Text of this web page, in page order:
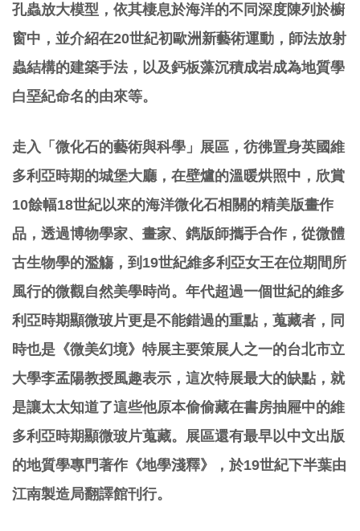
孔蟲放大模型，依其棲息於海洋的不同深度陳列於櫥
窗中，並介紹在20世紀初歐洲新藝術運動，師法放射
蟲結構的建築手法，以及鈣板藻沉積成岩成為地質學
白堊紀命名的由來等。
走入「微化石的藝術與科學」展區，彷彿置身英國維
多利亞時期的城堡大廳，在壁爐的溫暖烘照中，欣賞
10餘幅18世紀以來的海洋微化石相關的精美版畫作
品，透過博物學家、畫家、鐫版師攜手合作，從微體
古生物學的濫觴，到19世紀維多利亞女王在位期間所
風行的微觀自然美學時尚。年代超過一個世紀的維多
利亞時期顯微玻片更是不能錯過的重點，蒐藏者，同
時也是《微美幻境》特展主要策展人之一的台北市立
大學李孟陽教授風趣表示，這次特展最大的缺點，就
是讓太太知道了這些他原本偷偷藏在書房抽屜中的維
多利亞時期顯微玻片蒐藏。展區還有最早以中文出版
的地質學專門著作《地學淺釋》，於19世紀下半葉由
江南製造局翻譯館刊行。